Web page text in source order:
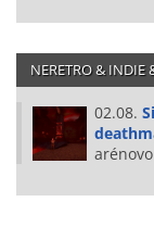
NERETRO & INDIE
02.08.